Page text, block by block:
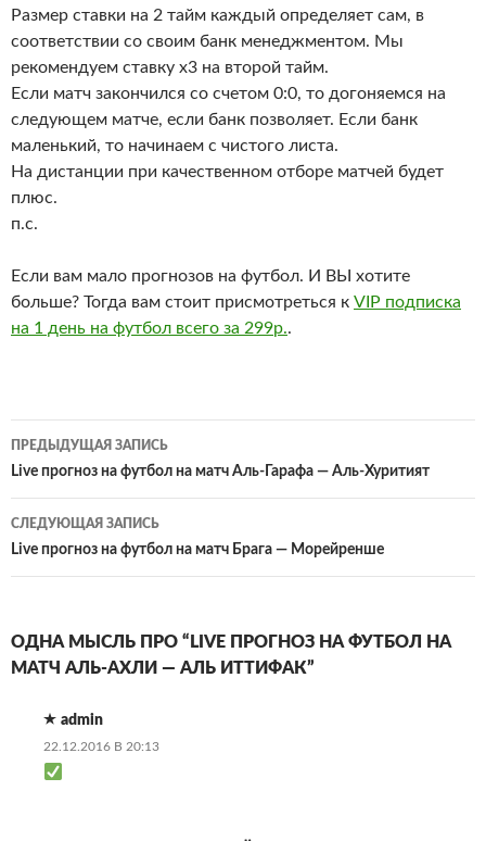
Размер ставки на 2 тайм каждый определяет сам, в
соответствии со своим банк менеджментом. Мы
рекомендуем ставку х3 на второй тайм.
Если матч закончился со счетом 0:0, то догоняемся на
следующем матче, если банк позволяет. Если банк
маленький, то начинаем с чистого листа.
На дистанции при качественном отборе матчей будет
плюс.
п.с.
Если вам мало прогнозов на футбол. И ВЫ хотите
больше? Тогда вам стоит присмотреться к VIP подписка
на 1 день на футбол всего за 299р..
Навигация
по
записям
ПРЕДЫДУЩАЯ ЗАПИСЬ
Live прогноз на футбол на матч Аль-Гарафа — Аль-Хуритият
СЛЕДУЮЩАЯ ЗАПИСЬ
Live прогноз на футбол на матч Брага — Морейренше
ОДНА МЫСЛЬ ПРО “LIVE ПРОГНОЗ НА ФУТБОЛ НА
МАТЧ АЛЬ-АХЛИ — АЛЬ ИТТИФАК”
admin
22.12.2016 В 20:13